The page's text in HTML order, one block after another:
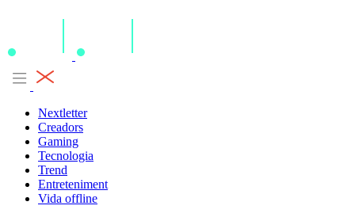
Nextletter
Creadors
Gaming
Tecnologia
Trend
Entreteniment
Vida offline